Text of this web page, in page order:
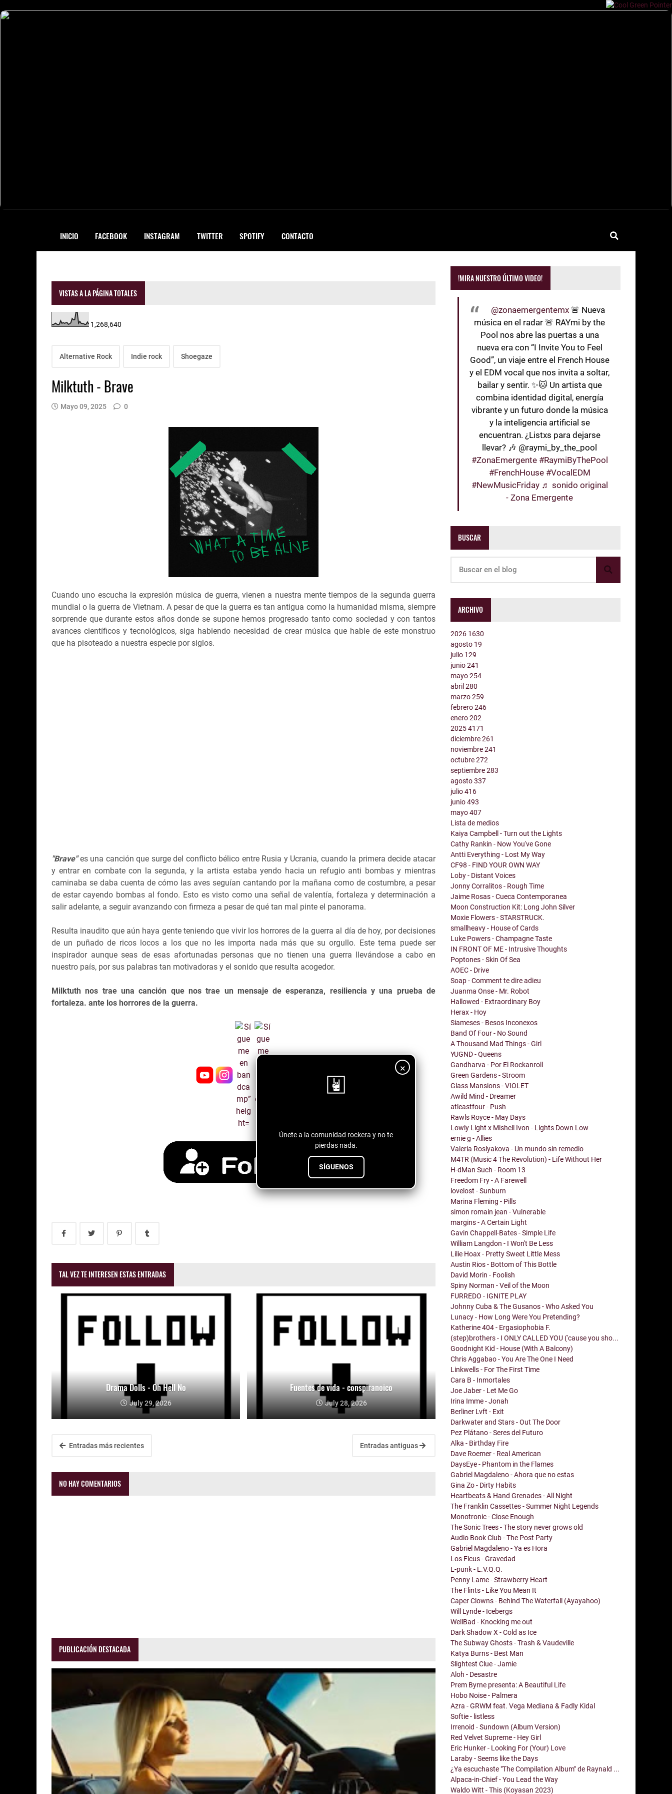
INICIO FACEBOOK INSTAGRAM TWITTER SPOTIFY CONTACTO
×
Únete a la comunidad rockera y no te
pierdas nada.
SÍGUENOS
VISTAS A LA PÁGINA TOTALES
1,268,640
Alternative Rock Indie rock Shoegaze
Milktuth - Brave
Mayo 09, 2025 0
Cuando uno escucha la expresión música de guerra, vienen a nuestra mente tiempos de la segunda guerra
mundial o la guerra de Vietnam. A pesar de que la guerra es tan antigua como la humanidad misma, siempre
sorprende que durante estos años donde se supone hemos progresado tanto como sociedad y con tantos
avances científicos y tecnológicos, siga habiendo necesidad de crear música que hable de este monstruo
que ha pisoteado a nuestra especie por siglos.
"Brave"es una canción que surge del conflicto bélico entre Rusia y Ucrania, cuando la primera decide atacar
y entrar en combate con la segunda, y la artista estaba yendo hacia un refugio anti bombas y mientras
caminaba se daba cuenta de cómo las aves seguían cantando por la mañana como de costumbre, a pesar
de estar cayendo bombas al fondo. Esto es visto como una señal de valentía, fortaleza y determinación a
salir adelante, a seguir avanzando con firmeza a pesar de qué tan mal pinte el panorama.
Resulta inaudito que aún haya gente teniendo que vivir los horrores de la guerra al día de hoy, por decisiones
de un puñado de ricos locos a los que no les importa nada más que su orgullo. Este tema puede ser
inspirador aunque seas de esas afortunadas personas que no tienen una guerra llevándose a cabo en
nuestro país, por sus palabras tan motivadoras y el sonido que resulta acogedor.
Milktuth nos traeuna canción que nos trae un mensaje de esperanza, resiliencia y una prueba de
fortaleza. ante los horrores de la guerra.
TAL VEZ TE INTERESEN ESTAS ENTRADAS
Drama Dolls - Oh Hell No
July 29, 2026
Fuentes de vida - conspiranoico
July 28, 2026
Entradas más recientes Entradas antiguas
NO HAY COMENTARIOS
PUBLICACIÓN DESTACADA
!MIRA NUESTRO ÚLTIMO VIDEO!
@zonaemergentemx 🚨 Nueva
música en el radar 🚨 RAYmi by the
Pool nos abre las puertas a una
nueva era con “I Invite You to Feel
Good”, un viaje entre el French House
y el EDM vocal que nos invita a soltar,
bailar y sentir. ✨🐱 Un artista que
combina identidad digital, energía
vibrante y un futuro donde la música
y la inteligencia artificial se
encuentran. ¿Listxs para dejarse
llevar? 🎶 @raymi_by_the_pool
#ZonaEmergente #RaymiByThePool
#FrenchHouse #VocalEDM
#NewMusicFriday ♬ sonido original
- Zona Emergente
BUSCAR
ARCHIVO
2026 1630
agosto 19
julio 129
junio241
mayo254
abril280
marzo259
febrero246
enero202
20254171
diciembre261
noviembre241
octubre272
septiembre283
agosto337
julio416
junio493
mayo407
Lista de medios
Kaiya Campbell - Turn out the Lights
Cathy Rankin - Now You've Gone
Antti Everything - Lost My Way
CF98 - FIND YOUR OWN WAY
Loby - Distant Voices
Jonny Corralitos - Rough Time
Jaime Rosas - Cueca Contemporanea
Moon Construction Kit: Long John Silver
Moxie Flowers - STARSTRUCK.
smallheavy - House of Cards
Luke Powers - Champagne Taste
IN FRONT OF ME - Intrusive Thoughts
Poptones - Skin Of Sea
AOEC - Drive
Soap - Comment te dire adieu
Juanma Onse - Mr. Robot
Hallowed - Extraordinary Boy
Herax - Hoy
Siameses - Besos Inconexos
Band Of Four - No Sound
A Thousand Mad Things - Girl
YUGND - Queens
Gandharva - Por El Rockanroll
Green Gardens - Stroom
Glass Mansions - VIOLET
Awild Mind - Dreamer
atleastfour - Push
Rawls Royce - May Days
Lowly Light x Mishell Ivon - Lights Down Low
ernie g - Allies
Valeria Roslyakova - Un mundo sin remedio
M4TR (Music 4 The Revolution) - Life Without Her
H-dMan Such - Room 13
Freedom Fry - A Farewell
lovelost - Sunburn
Marina Fleming - Pills
simon romain jean - Vulnerable
margins - A Certain Light
Gavin Chappell-Bates - Simple Life
William Langdon - I Won't Be Less
Lilie Hoax - Pretty Sweet Little Mess
Austin Rios - Bottom of This Bottle
David Morin - Foolish
Spiny Norman - Veil of the Moon
FURREDO - IGNITE PLAY
Johnny Cuba & The Gusanos - Who Asked You
Lunacy - How Long Were You Pretending?
Katherine 404 - Ergasiophobia F.
(step)brothers - I ONLY CALLED YOU ('cause you sho...
Goodnight Kid - House (With A Balcony)
Chris Aggabao - You Are The One I Need
Linkwells - For The First Time
Cara B - Inmortales
Joe Jaber - Let Me Go
Irina Imme - Jonah
Berliner Lvft - Exit
Darkwater and Stars - Out The Door
Pez Plátano - Seres del Futuro
Alka - Birthday Fire
Dave Roemer - Real American
DaysEye - Phantom in the Flames
Gabriel Magdaleno - Ahora que no estas
Gina Zo - Dirty Habits
Heartbeats & Hand Grenades - All Night
The Franklin Cassettes - Summer Night Legends
Monotronic - Close Enough
The Sonic Trees - The story never grows old
Audio Book Club - The Post Party
Gabriel Magdaleno - Ya es Hora
Los Ficus - Gravedad
L-punk - L.V.Q.Q.
Penny Lame - Strawberry Heart
The Flints - Like You Mean It
Caper Clowns - Behind The Waterfall (Ayayahoo)
Will Lynde - Icebergs
WellBad - Knocking me out
Dark Shadow X - Cold as Ice
The Subway Ghosts - Trash & Vaudeville
Katya Burns - Best Man
Slightest Clue - Jamie
Aloh - Desastre
Prem Byrne presenta: A Beautiful Life
Hobo Noise - Palmera
Azra - GRWM feat. Vega Mediana & Fadly Kidal
Softie - listless
Irrenoid - Sundown (Album Version)
Red Velvet Supreme - Hey Girl
Eric Hunker - Looking For (Your) Love
Laraby - Seems like the Days
¿Ya escuchaste "The Compilation Album" de Raynald ...
Alpaca-in-Chief - You Lead the Way
Waldo Witt - This (Koyasan 2023)